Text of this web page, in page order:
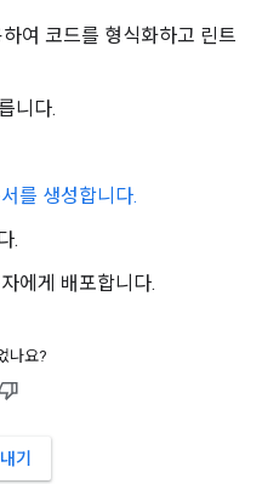
여 코드를 형식화하고 린트
니다.
를 생성합니다.
.
에게 배포합니다.
나요?
기